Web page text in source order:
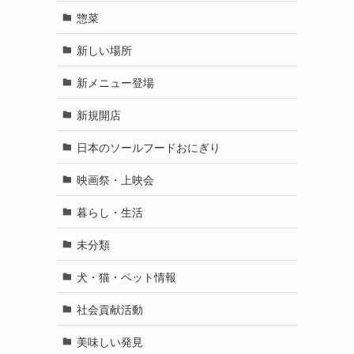
惣菜
新しい場所
新メニュー登場
新規開店
日本のソールフードおにぎり
映画祭・上映会
暮らし・生活
未分類
犬・猫・ペット情報
社会貢献活動
美味しい発見